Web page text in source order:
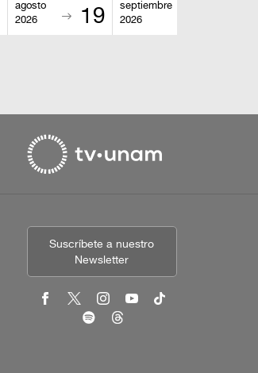
agosto
2026
19
septiembre
2026
Suscríbete a nuestro
Newsletter